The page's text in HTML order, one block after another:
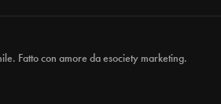
Fatto con amore daesociety marketing.